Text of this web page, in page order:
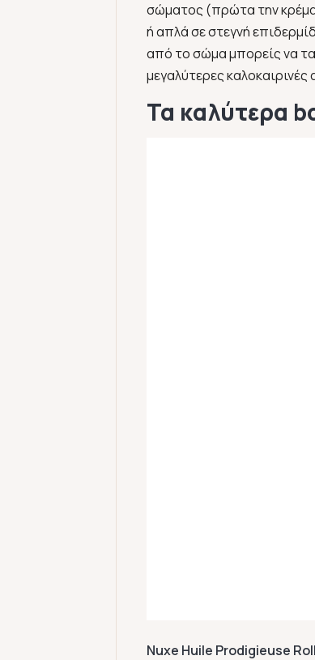
σώματος (πρώτα την κρέμα
ή απλά σε στεγνή
από το σώμα μπορείς να τα
μεγαλύτερες
Τα καλύτερα
Nuxe Huile Prodigieuse